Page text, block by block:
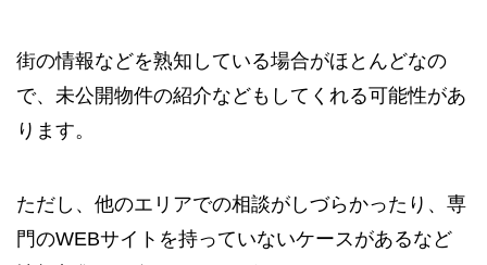
街の情報などを熟知している場合がほとんどなの
で、未公開物件の紹介などもしてくれる可能性があ
ります。
ただし、他のエリアでの相談がしづらかったり、専
門のWEBサイトを持っていないケースがあるなど